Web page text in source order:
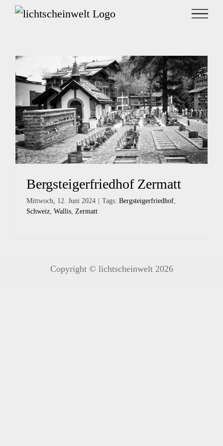
Zum
Bergsteigerfriedhof Zermatt
Mittwoch, 12. Juni 2024 Tags: Bergsteigerfriedhof,
Schweiz, Wallis, Zermatt
Copyright © lichtscheinwelt 2026